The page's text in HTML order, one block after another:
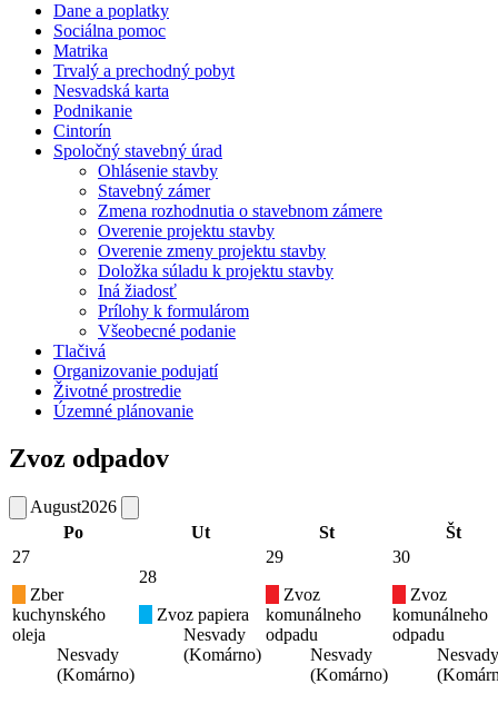
Dane a poplatky
Sociálna pomoc
Matrika
Trvalý a prechodný pobyt
Nesvadská karta
Podnikanie
Cintorín
Spoločný stavebný úrad
Ohlásenie stavby
Stavebný zámer
Zmena rozhodnutia o stavebnom zámere
Overenie projektu stavby
Overenie zmeny projektu stavby
Doložka súladu k projektu stavby
Iná žiadosť
Prílohy k formulárom
Všeobecné podanie
Tlačivá
Organizovanie podujatí
Životné prostredie
Územné plánovanie
Zvoz odpadov
August2026
Po
Ut St
Št
27
Zber
kuchynského
oleja
Nesvady
(Komárno)
28
Zvoz papiera
Nesvady
(Komárno)
29
Zvoz
komunálneho
odpadu
Nesvady
(Komárno)
30
Zvoz
komunálneho
odpadu
Nesvady